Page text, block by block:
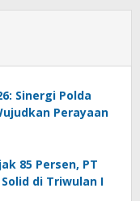
Sinergi Polda
Perayaan
85 Persen, PT
di Triwulan I